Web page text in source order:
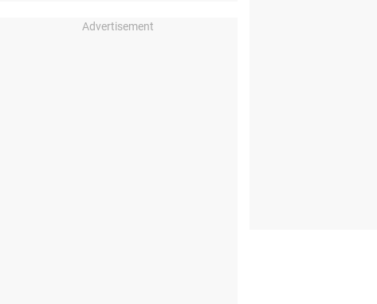
Advertisement